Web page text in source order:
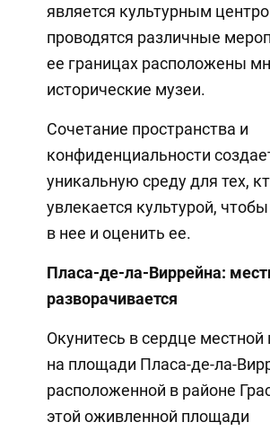
является культурным
проводятся различные
ее границах расположены
исторические музеи.
Сочетание пространства и
конфиденциальности
уникальную среду для тех,
увлекается культурой,
в нее и оценить ее.
Пласа-де-ла-Виррейна:
разворачивается
Окунитесь в сердце местной
на площади Пласа-де-ла-
расположенной в районе
этой оживленной площади